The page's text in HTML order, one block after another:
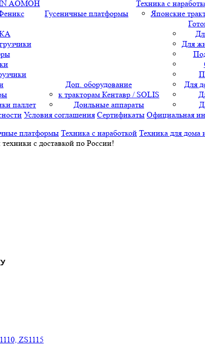
AOMOH
Гусеничные платформы
Техника с
Японские
паллет
Доп. оборудование
к тракторам Кентавр / SOLIS
Доильные аппараты
Для
Для
Условия соглашения Сертификаты Официальная
платформы Техника с наработкой Техника для дома
с доставкой по России!
ZS1115